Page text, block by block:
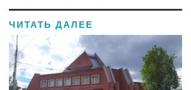
ЧИТАТЬ ДАЛЕЕ